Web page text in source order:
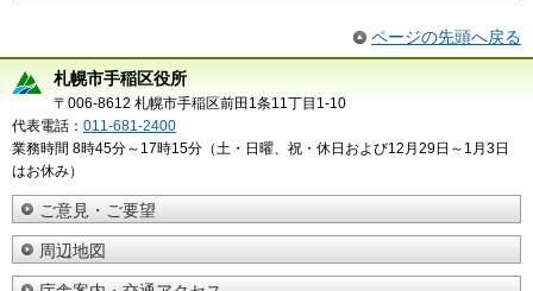
ページの先頭へ戻る
札幌市手稲区役所
〒006-8612 札幌市手稲区前田1条11丁目1-10
代表電話： 011-681-2400
業務時間 8時45分～17時15分（土・日曜、祝・休日および12月29日～1月3日
はお休み）
ご意見・ご要望
周辺地図